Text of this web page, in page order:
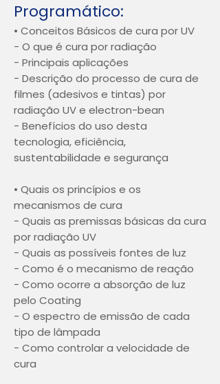
Programático:
• Conceitos Básicos de cura por UV
- O que é cura por radiação
- Principais aplicações
- Descrição do processo de cura de
filmes (adesivos e tintas) por
radiação UV e electron-bean
- Benefícios do uso desta
tecnologia, eficiência,
sustentabilidade e segurança
• Quais os princípios e os
mecanismos de cura
- Quais as premissas básicas da cura
por radiação UV
- Quais as possíveis fontes de luz
- Como é o mecanismo de reação
- Como ocorre a absorção de luz
pelo Coating
- O espectro de emissão de cada
tipo de lâmpada
- Como controlar a velocidade de
cura